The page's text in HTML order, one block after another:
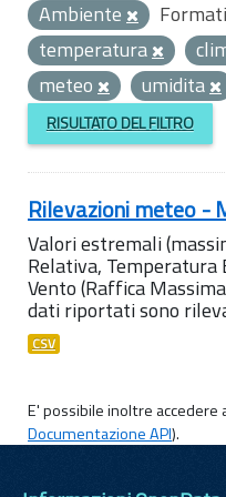
Ambiente
temperatura
meteo
umidita
RISULTATO DEL FILTRO
Rilevazioni meteo -
Valori estremali
Relativa, Temperatura
Vento (Raffica
dati riportati sono
CSV
E' possibile inoltre accedere
Documentazione API).